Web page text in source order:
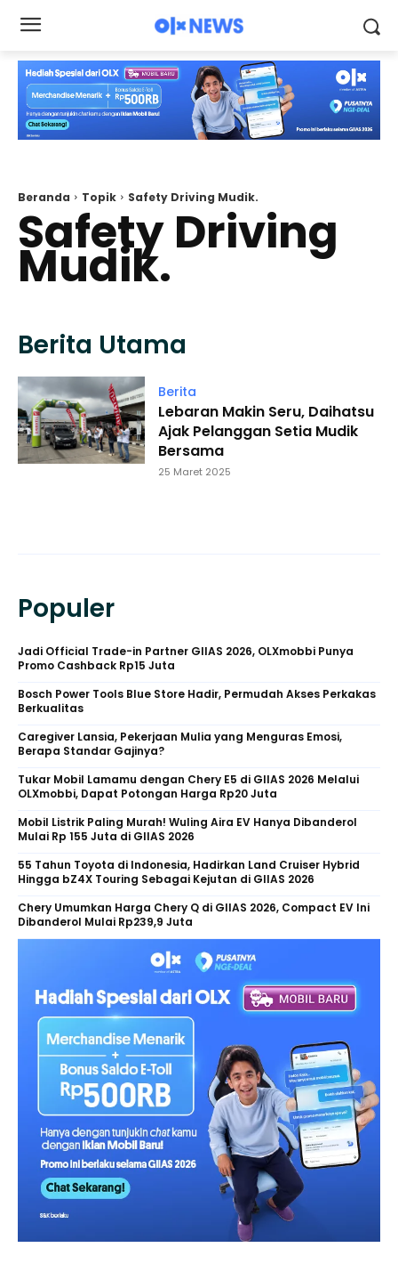
Beranda Topik Safety Driving Mudik.
Safety Driving
Mudik.
Berita Utama
Berita
Lebaran Makin Seru, Daihatsu
Ajak Pelanggan Setia Mudik
Bersama
25 Maret 2025
Populer
Jadi Official Trade-in Partner GIIAS 2026, OLXmobbi Punya
Promo Cashback Rp15 Juta
Bosch Power Tools Blue Store Hadir, Permudah Akses Perkakas
Berkualitas
Caregiver Lansia, Pekerjaan Mulia yang Menguras Emosi,
Berapa Standar Gajinya?
Tukar Mobil Lamamu dengan Chery E5 di GIIAS 2026 Melalui
OLXmobbi, Dapat Potongan Harga Rp20 Juta
Mobil Listrik Paling Murah! Wuling Aira EV Hanya Dibanderol
Mulai Rp 155 Juta di GIIAS 2026
55 Tahun Toyota di Indonesia, Hadirkan Land Cruiser Hybrid
Hingga bZ4X Touring Sebagai Kejutan di GIIAS 2026
Chery Umumkan Harga Chery Q di GIIAS 2026, Compact EV Ini
Dibanderol Mulai Rp239,9 Juta